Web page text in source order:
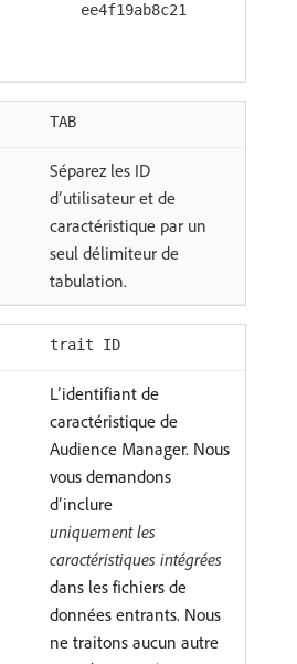
ee4f19ab8c21
TAB
Séparez les ID
d’utilisateur et de
caractéristique par un
seul délimiteur de
tabulation.
trait ID
L’identifiant de
caractéristique de
Audience Manager. Nous
vous demandons
d’inclure
uniquement les
caractéristiques intégrées
dans les fichiers de
données entrants. Nous
ne traitons aucun autre